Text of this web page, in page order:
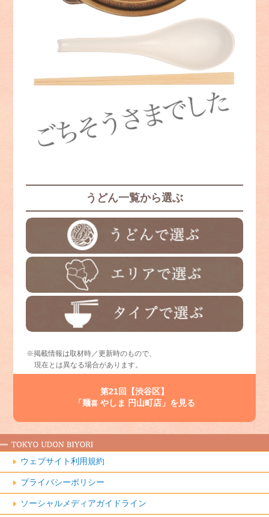
第21回【渋谷区】
「麺喜 やしま 円山町店」を見る
※掲載情報は取材時／更新時のもので、
現在とは異なる場合があります。
うどん一覧から選ぶ
ウェブサイト利用規約
プライバシーポリシー
ソーシャルメディアガイドライン